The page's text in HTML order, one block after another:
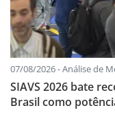
07/08/2026 - Análise de
SIAVS 2026 bate
Brasil como